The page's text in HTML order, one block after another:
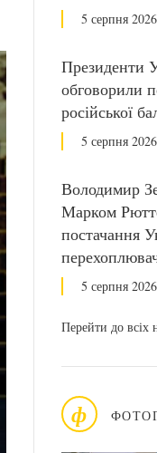
5 серпня
Президенти
обговорили
російської
5 серпня
Володимир
Марком
постачання
5 серпня
Перейти до всіх
ф